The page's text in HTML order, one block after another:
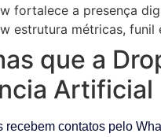
fortalece a presença
estrutura métricas, funil
que a
Artificial
recebem contatos pelo